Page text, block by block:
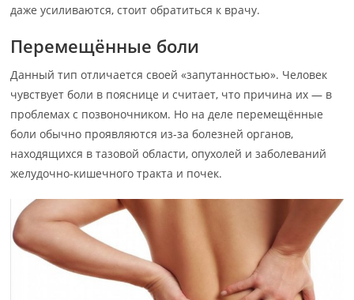
даже усиливаются, стоит обратиться к врачу.
Перемещённые боли
Данный тип отличается своей «запутанностью». Человек
чувствует боли в пояснице и считает, что причина их — в
проблемах с позвоночником. Но на деле перемещённые
боли обычно проявляются из-за болезней органов,
находящихся в тазовой области, опухолей и заболеваний
желудочно-кишечного тракта и почек.